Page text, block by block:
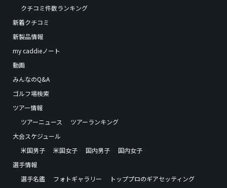
クチコミ件数ランキング
新着クチコミ
新製品情報
my caddieノート
動画
みんなのQ&A
ゴルフ場検索
ツアー情報
ツアーニュース
ツアーランキング
大会スケジュール
米国男子
米国女子 国内男子
国内女子
選手情報
選手名鑑
フォトギャラリー トッププロのギアセッティング